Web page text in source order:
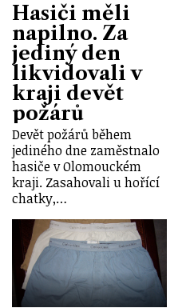
Hasiči měli
napilno. Za
jediný den
likvidovali v
kraji devět
požárů
Devět požárů během
jediného dne zaměstnalo
hasiče v Olomouckém
kraji. Zasahovali u hořící
chatky,…